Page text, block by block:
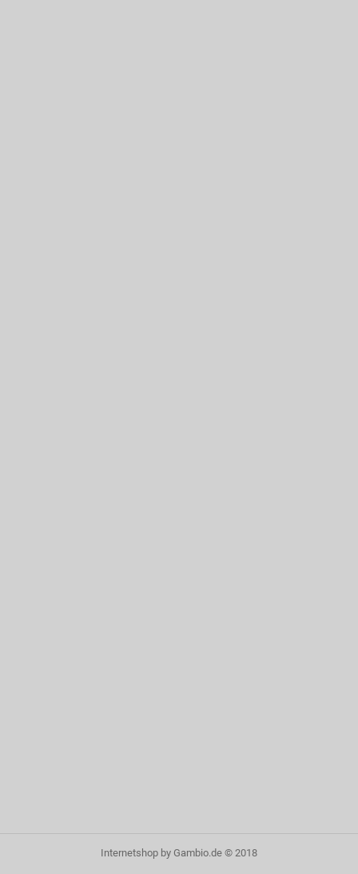
Internetshop by Gambio.de © 2018